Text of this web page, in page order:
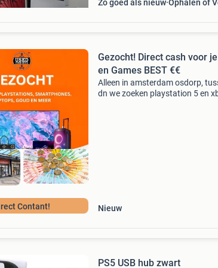
Zo goed als nieuw Ophalen of
Contant!
Gezocht! Direct cash voor
en Games BEST €€
Alleen in amsterdam osdorp,
dn we zoeken playstation 5 en
Nieuw
PS5 USB hub zwart